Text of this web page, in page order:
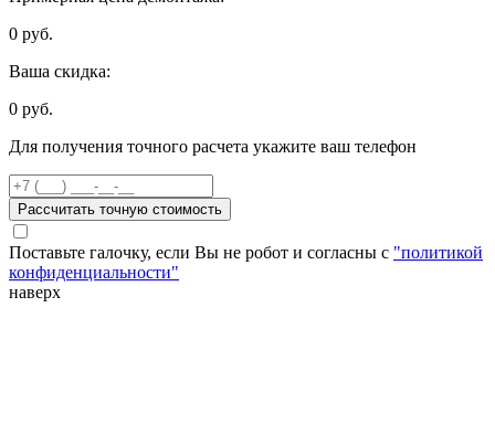
0 руб.
Ваша скидка:
0 руб.
Для получения точного расчета укажите ваш телефон
Рассчитать точную стоимость
Поставьте галочку, если Вы не робот и согласны с "политикой
конфиденциальности"
наверх